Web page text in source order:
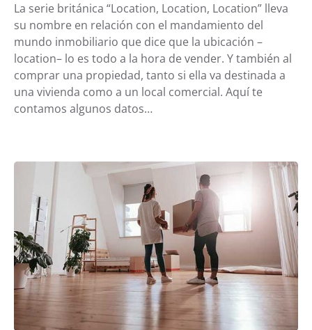
La serie británica “Location, Location, Location” lleva
su nombre en relación con el mandamiento del
mundo inmobiliario que dice que la ubicación –
location– lo es todo a la hora de vender. Y también al
comprar una propiedad, tanto si ella va destinada a
una vivienda como a un local comercial. Aquí te
contamos algunos datos…